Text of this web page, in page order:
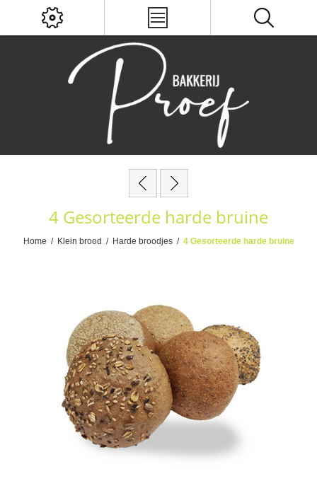
4 Gesorteerde harde bruine
Home / Klein brood / Harde broodjes / 4 Gesorteerde harde bruine